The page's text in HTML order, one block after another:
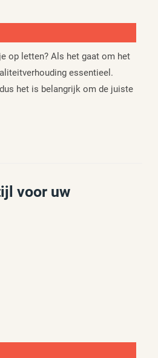
op letten? Als het gaat om het
essentieel.
het is belangrijk om de juiste
voor uw